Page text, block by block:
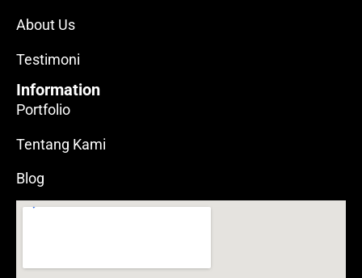
About Us
Testimoni
Information
Portfolio
Tentang Kami
Blog